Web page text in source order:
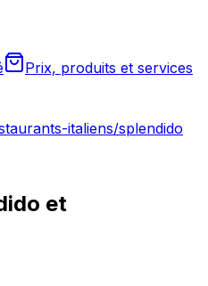
Prix, produits et services
italiens/splendido
et